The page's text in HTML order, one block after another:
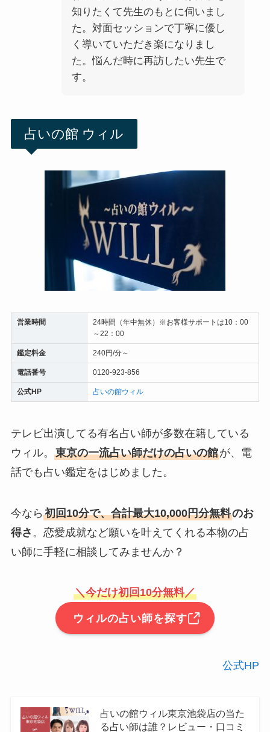
知りたくて先生のもとに伺いまし
た。対面セッションで丁寧に優し
く導いていただき楽になりまし
た。悩んだ時に再訪したい先生で
す。
占いの館 ウィル
営業時間
24時間（年中無休）※お客様サポートは10：00
～22：00
鑑定料金 240円/分～
電話番号 0120-923-856
公式HP 占いの館ウィル
テレビ出演してる有名占い師が多数在籍している
ウィル。 東京の一流占い師だけの占いの館が、電
話でも占い鑑定をはじめました。
今なら 初回10分で、合計最大10,000円分無料のお
得さ 。恋愛成就など願いを叶えてくれる本物の占
い師に手軽に相談してみませんか？
＼今だけ初回10分無料／
ウィルの占い師を探す
公式HP
占いの館ウィル東京池袋店の当た
る占い師は誰？レビュー・口コミ